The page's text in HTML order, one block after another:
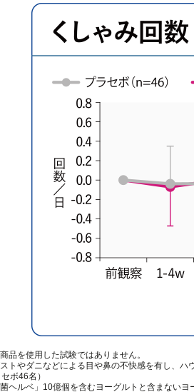
品を使用した試験ではありません。
トやダニなどによる目や鼻の不快感を有し、
ボ46名）
ヘルベ」10億個を含むヨーグルトと含まないヨ